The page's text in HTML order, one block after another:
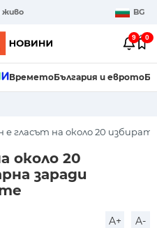
живо BG
9 0
ВреметоБългария и еврото
е гласът на около 20
около 20
заради
A+ A-